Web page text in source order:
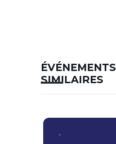
ÉVÉNEMENTS
SIMILAIRES